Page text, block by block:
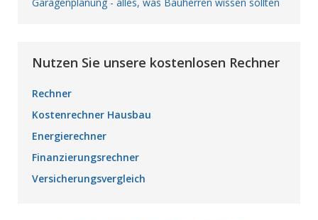
Nutzen Sie unsere kostenlosen Rechner
Rechner
Kostenrechner Hausbau
Energierechner
Finanzierungsrechner
Versicherungsvergleich